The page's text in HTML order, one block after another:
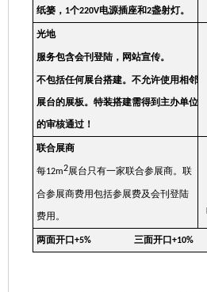
纸篓， 1个220V电源插座和2盏射灯。
光地
服务包含会刊登陆，网站宣传。
不包括任何展台搭建。不允许使用相邻
展台的展板。特装搭建需得到主办单位
的审核通过！
联合展商
每12m2展台只有一家联合参展商。联
合参展商费用包括参展费及会刊登陆
费用。
两面开口+5% 三面开口+10%